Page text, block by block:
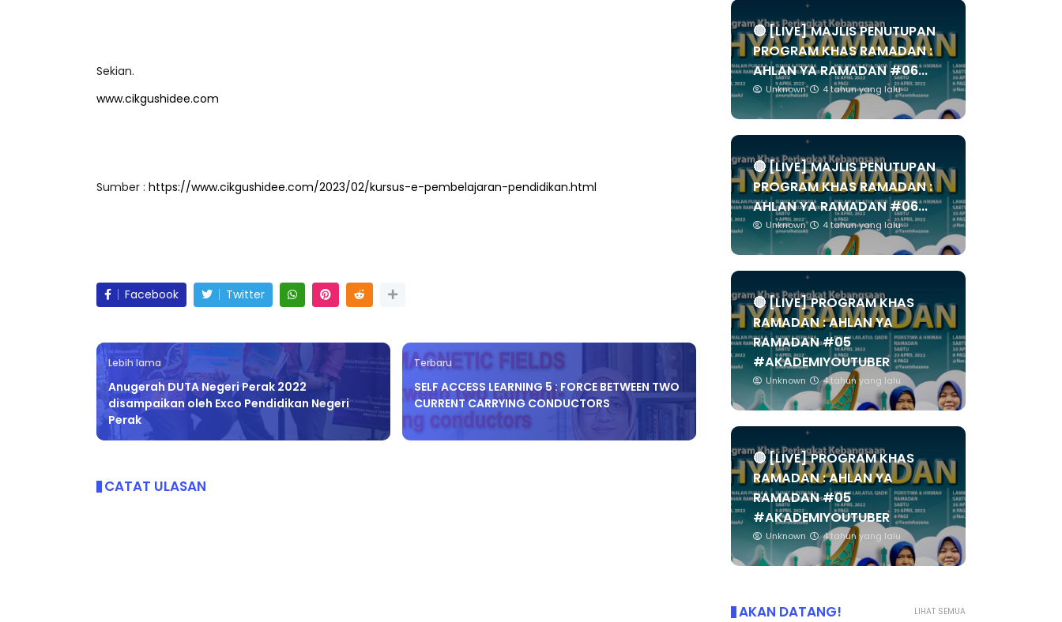
Sekian.
www.cikgushidee.com
Sumber : https://www.cikgushidee.com/2023/02/kursus-e-pembelajaran-pendidikan.html
Facebook Twitter
Lebih lama
Anugerah DUTA Negeri Perak 2022
disampaikan oleh Exco Pendidikan Negeri
Perak
Terbaru
SELF ACCESS LEARNING 5 : FORCE BETWEEN TWO
CURRENT CARRYING CONDUCTORS
CATAT ULASAN
🔴 [LIVE] MAJLIS PENUTUPAN
PROGRAM KHAS RAMADAN :
AHLAN YA RAMADAN #06...
Unknown 4 tahun yang lalu
🔴 [LIVE] MAJLIS PENUTUPAN
PROGRAM KHAS RAMADAN :
AHLAN YA RAMADAN #06...
Unknown 4 tahun yang lalu
🔴 [LIVE] PROGRAM KHAS
RAMADAN : AHLAN YA
RAMADAN #05
#AKADEMIYOUTUBER
Unknown 4 tahun yang lalu
🔴 [LIVE] PROGRAM KHAS
RAMADAN : AHLAN YA
RAMADAN #05
#AKADEMIYOUTUBER
Unknown 4 tahun yang lalu
LIHAT SEMUA
AKAN DATANG!